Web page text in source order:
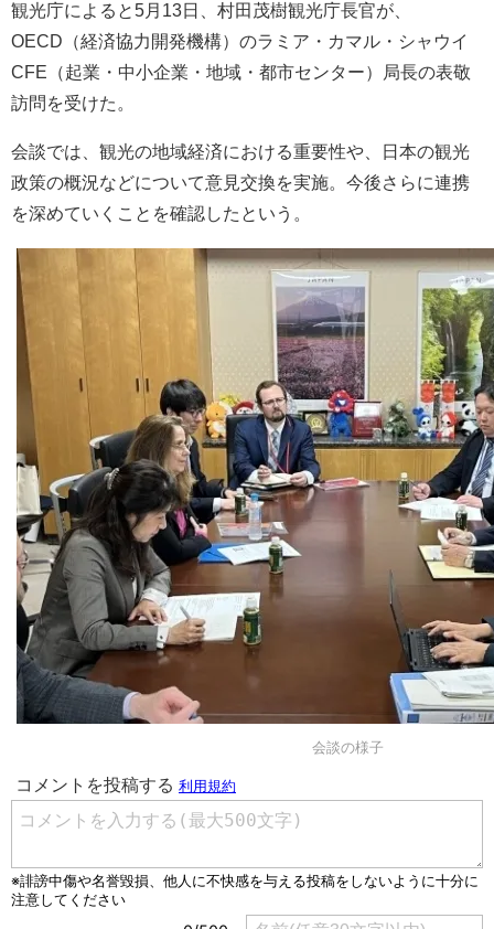
観光庁によると5月13日、村田茂樹観光庁長官が、
OECD（経済協力開発機構）のラミア・カマル・シャウイ
CFE（起業・中小企業・地域・都市センター）局長の表敬
訪問を受けた。
会談では、観光の地域経済における重要性や、日本の観光
政策の概況などについて意見交換を実施。今後さらに連携
を深めていくことを確認したという。
会談の様子